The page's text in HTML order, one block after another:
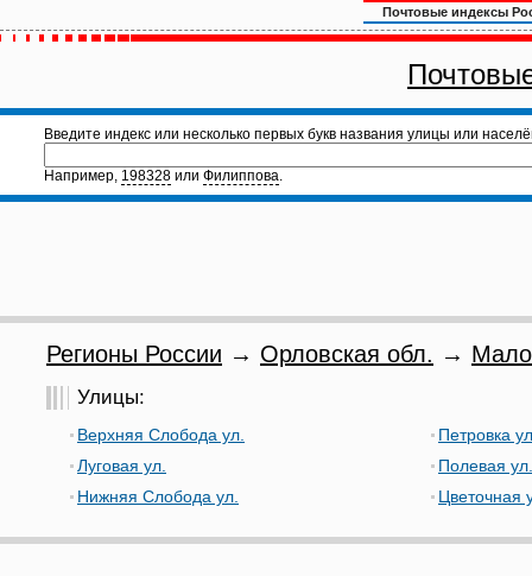
Почтовые индексы
Введите индекс или несколько первых букв названия улицы или
Например, 198328 или Филиппова.
Регионы России → Орловская обл. →
Улицы:
Верхняя Слобода ул.
Луговая ул.
Нижняя Слобода ул.
Петровка
Полевая ул.
Цветочная